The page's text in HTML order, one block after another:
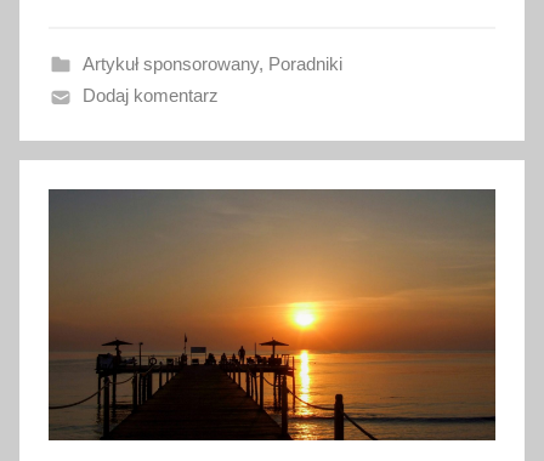
a
n
1
7
e
Artykuł sponsorowany, Poradniki
Dodaj komentarz